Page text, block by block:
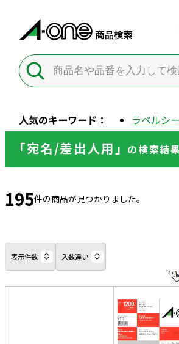
人気のキーワード： ラベルシ
「宛名/差出人用」 の検索結
195件の商品が見つかりました。
表示件数 入数違い